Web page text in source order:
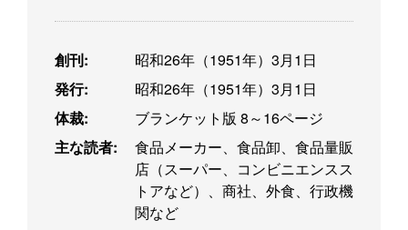
創刊:
昭和26年（1951年）3月1日
発行:
昭和26年（1951年）3月1日
体裁:
ブランケット版 8～16ページ
主な読者:
食品メーカー、食品卸、食品量販
店（スーパー、コンビニエンスス
トアなど）、商社、外食、行政機
関など